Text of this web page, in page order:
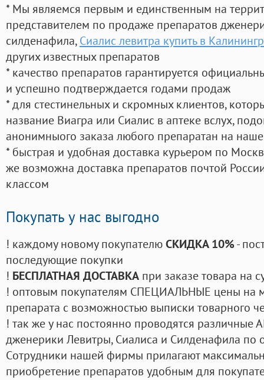
* Мы являемся первым и единственным на
представителем по продаже препаратов
силденафила, Сиалис левитра купить в
других известных препаратов
* качество препаратов гарантируется
и успешно подтверждается годами продаж
* для стестинельных и скромных клиентов,
название Виагра или Сиалис в аптеке вслух,
анонимныого заказа любого препаратан на
* быстрая и удобная доставка курьером по
же возможна доставка препаратов почтой
классом
Покупать у нас выгодно
! каждому новому покупателюСКИДКА 10%-
последующие покупки
! БЕСПЛАТНАЯ ДОСТАВКА при заказе товара на
! оптовым покупателям СПЕЦИАЛЬНЫЕ цены на
препарата с возможностью выписки товарного
! так же у нас постоянно проводятся
дженерики Левитры, Сиалиса и Силденафила по
Cотрудники нашей фирмы прилагают
приобретение препаратов удобным для